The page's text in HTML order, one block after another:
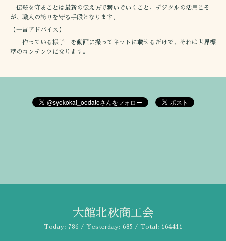
伝統を守ることは最新の伝え方で繋いでいくこと。デジタルの活用こそ
が、職人の誇りを守る手段となります。
【一言アドバイス】
「作っている様子」を動画に撮ってネットに載せるだけで、それは世界標
準のコンテンツになります。
大館北秋商工会
Today: 786 / Yesterday: 685 / Total: 164411